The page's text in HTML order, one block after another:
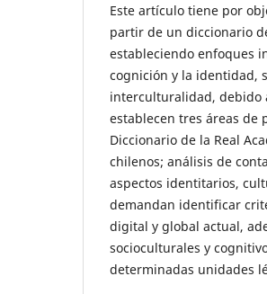
Este artículo tiene por
partir de un diccionario
estableciendo enfoques
cognición y la identidad,
interculturalidad, debido
establecen tres áreas de
Diccionario de la Real
chilenos; análisis de
aspectos identitarios,
demandan identificar
digital y global actual,
socioculturales y
determinadas unidades